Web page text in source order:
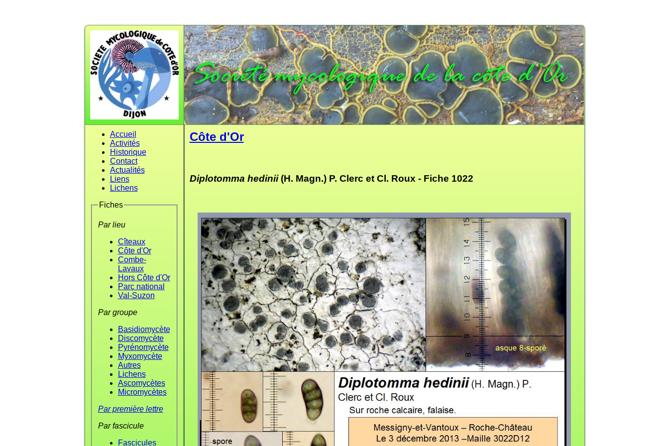
Accueil
Activités
Historique
Contact
Actualités
Liens
Lichens
Fiches
Par lieu
Cîteaux
Côte d'Or
Combe-
Lavaux
Hors Côte d'Or
Parc national
Val-Suzon
Par groupe
Basidiomycète
Discomycète
Pyrénomycète
Myxomycète
Autres
Lichens
Ascomycètes
Micromycètes
Par première lettre
Par fascicule
Fascicules
Côte d'Or
Diplotomma hedinii (H. Magn.) P. Clerc et Cl. Roux - Fiche 1022